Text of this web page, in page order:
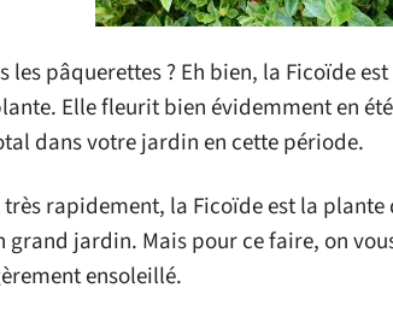
les pâquerettes ? Eh bien, la Ficoïde
Elle fleurit bien évidemment en
dans votre jardin en cette période.
rapidement, la Ficoïde est la plante
grand jardin. Mais pour ce faire, on
ensoleillé.